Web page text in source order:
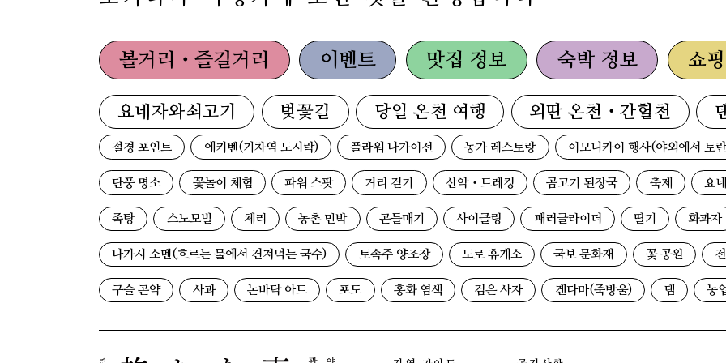
볼거리・즐길거리 이벤트 맛집 정보 숙박 정보 쇼핑
요네자와쇠고기 벚꽃길 당일 온천 여행 외딴 온천・간헐천
절경 포인트 에키벤(기차역 도시락) 플라워 나가이선 농가 레스토랑 이모니카이 행사(야외에서 토
단풍 명소 꽃놀이 체험 파워 스팟 거리 걷기 산악・트레킹 곰고기 된장국 축제 요
족탕 스노모빌 체리 농촌 민박 곤들매기 사이클링 패러글라이더 딸기 화과자
나가시 소멘(흐르는 물에서 건져먹는 국수) 토속주 양조장 도로 휴게소 국보 문화재 꽃 공원
구슬 곤약 사과 논바닥 아트 포도 홍화 염색 검은 사자 겐다마(죽방울) 댐 농